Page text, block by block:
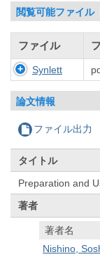
閲覧可能ファイル
ファイル
Synlett
論文情報
ファイル出力
タイトル
Preparation and
著者
著者名
Nishino,